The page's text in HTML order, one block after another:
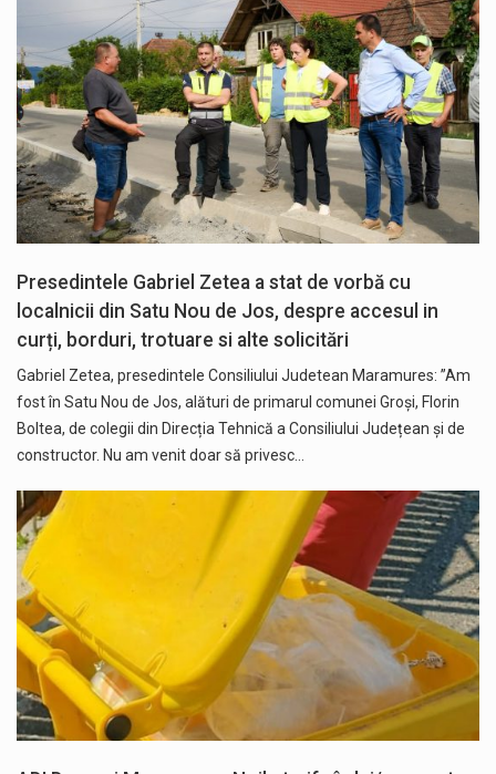
Presedintele Gabriel Zetea a stat de vorbă cu
localnicii din Satu Nou de Jos, despre accesul in
curți, borduri, trotuare si alte solicitări
Gabriel Zetea, presedintele Consiliului Judetean Maramures: ”Am
fost în Satu Nou de Jos, alături de primarul comunei Groși, Florin
Boltea, de colegii din Direcția Tehnică a Consiliului Județean și de
constructor. Nu am venit doar să privesc…